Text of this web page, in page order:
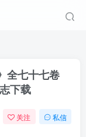
全七十七卷
下载
关注 私信